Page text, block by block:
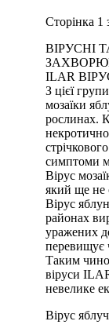
Сторінка 1
ВІРУСНІ
ILAR
З цієї
мозаїки
рослинах.
симптоми
Вірус
який ще не
Вірус
районах
уражених
перевищує
Таким
віруси
невелике
Вірус